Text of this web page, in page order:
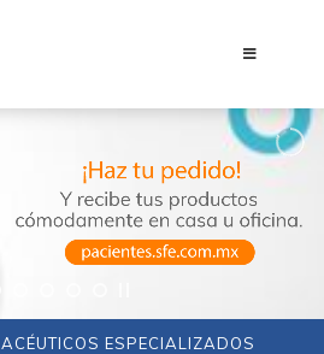
ESPECIALIZADOS